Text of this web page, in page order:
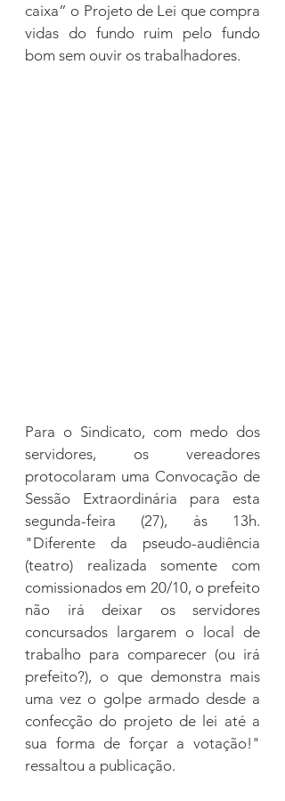
caixa” o Projeto de Lei que compra
vidas do fundo ruim pelo fundo
bom sem ouvir os trabalhadores.
Para o Sindicato, com medo dos
servidores, os vereadores
protocolaram uma Convocação de
Sessão Extraordinária para esta
segunda-feira (27), às 13h.
"Diferente da pseudo-audiência
(teatro) realizada somente com
comissionados em 20/10, o prefeito
não irá deixar os servidores
concursados largarem o local de
trabalho para comparecer (ou irá
prefeito?), o que demonstra mais
uma vez o golpe armado desde a
confecção do projeto de lei até a
sua forma de forçar a votação!"
ressaltou a publicação.